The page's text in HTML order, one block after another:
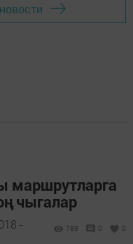
маршрутларга
чыгалар
-
789 0 0